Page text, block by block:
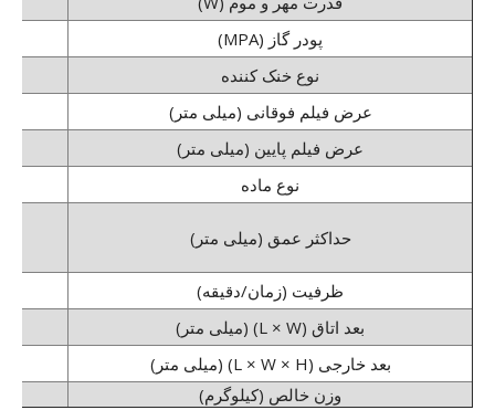
پودر گاز (MPA)
نوع خنک کننده
عرض فیلم فوقانی (میلی متر)
عرض فیلم پایین (میلی متر)
نوع ماده
حداکثر عمق (میلی متر)
ظرفیت (زمان/دقیقه)
بعد اتاق (L × W) (میلی متر)
بعد خارجی (L × W × H) (میلی متر)
وزن خالص (کیلوگرم)